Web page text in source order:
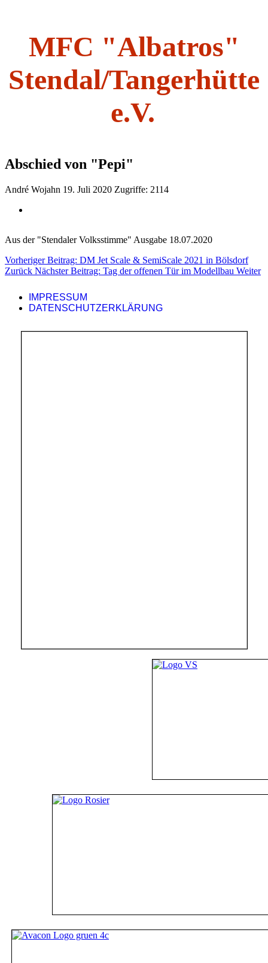
MFC "Albatros"
Stendal/Tangerhütte
e.V.
Abschied von "Pepi"
André Wojahn 19. Juli 2020 Zugriffe: 2114
Aus der "Stendaler Volksstimme" Ausgabe 18.07.2020
Vorheriger Beitrag: DM Jet Scale & SemiScale 2021 in Bölsdorf
Zurück Nächster Beitrag: Tag der offenen Tür im Modellbau Weiter
IMPRESSUM
DATENSCHUTZERKLÄRUNG